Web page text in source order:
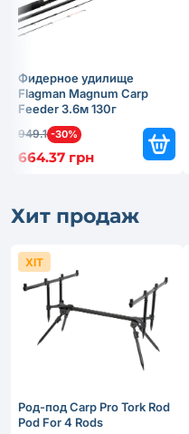
Фидерное удилище
Flagman Magnum Carp
Feeder 3.6м 130г
949.1 -30%
664.37 грн
Хит продаж
Род-под Carp Pro Tork Rod
Pod For 4 Rods
ХІТ